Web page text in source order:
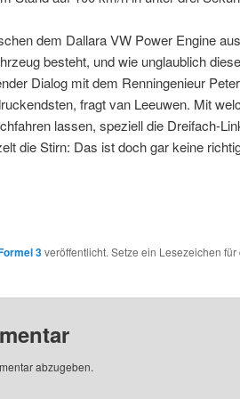
dem Dallara VW Power Engine
besteht, und wie unglaublich
Dialog mit dem Renningenieur
fragt van Leeuwen. Mit
lassen, speziell die Dreifach-
die Stirn: Das ist doch gar keine
3veröffentlicht. Setze ein Lesezeichen für
abzugeben.